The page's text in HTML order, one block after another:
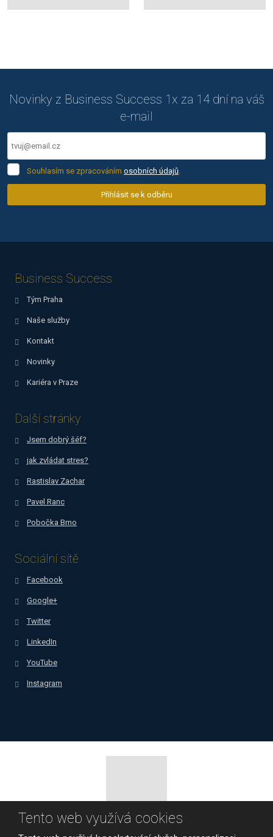
Novinky z Business Success 1x za 14 dní na váš
e-mail
Souhlasím
Souhlasím se zpracováním osobních údajů.
Přihlásit se k odběru
odeslat.
Business Success
Tým Praha
Naše služby
Kontakt
Novinky
Kariéra v Praze
Další stránky
Jsem dobrý šéf?
jak zvládat stres?
Rastislav Zachar
Pavel Ranc
Pobočka Brno
Sociální sítě
Facebook
Google+
Twitter
LinkedIn
YouTube
Instagram
Tento web využívá cookies